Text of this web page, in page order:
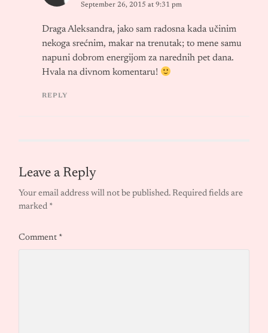
September 26, 2015 at 9:31 pm
Draga Aleksandra, jako sam radosna kada učinim
nekoga srećnim, makar na trenutak; to mene samu
napuni dobrom energijom za narednih pet dana.
Hvala na divnom komentaru!
REPLY
Leave a Reply
Your email address will not be published. Required fields are
marked *
Comment *